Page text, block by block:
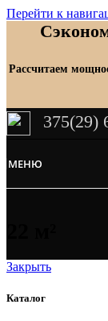
Перейти к
Рассчитаем
375(29)
МЕНЮ
Закрыть
Каталог